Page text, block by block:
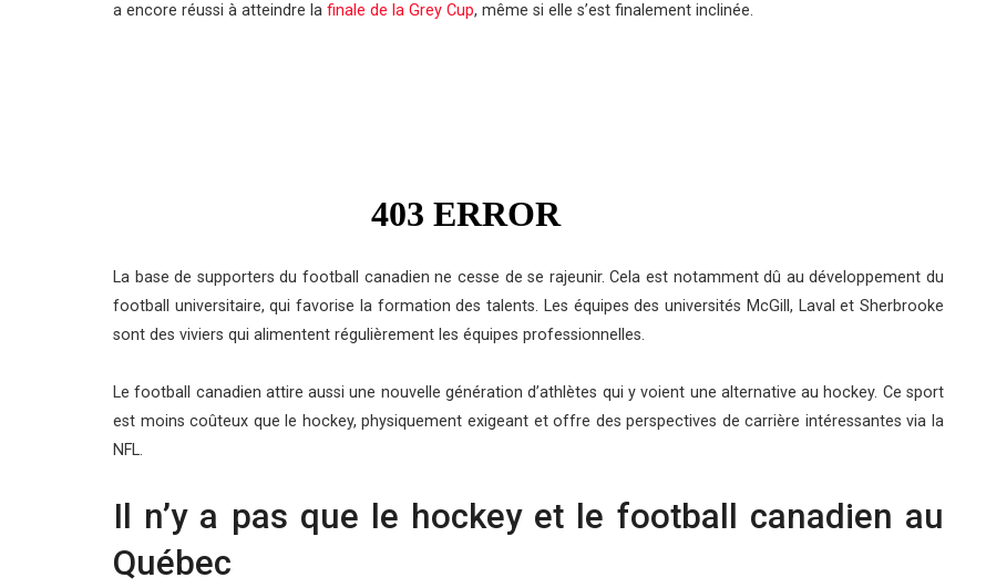
a encore réussi à atteindre la finale de la Grey Cup, même si elle s’est finalement inclinée.
La base de supporters du football canadien ne cesse de se rajeunir. Cela est notamment dû au développement du
football universitaire, qui favorise la formation des talents. Les équipes des universités McGill, Laval et Sherbrooke
sont des viviers qui alimentent régulièrement les équipes professionnelles.
Le football canadien attire aussi une nouvelle génération d’athlètes qui y voient une alternative au hockey. Ce sport
est moins coûteux que le hockey, physiquement exigeant et offre des perspectives de carrière intéressantes via la
NFL.
Il n’y a pas que le hockey et le football canadien au
Québec